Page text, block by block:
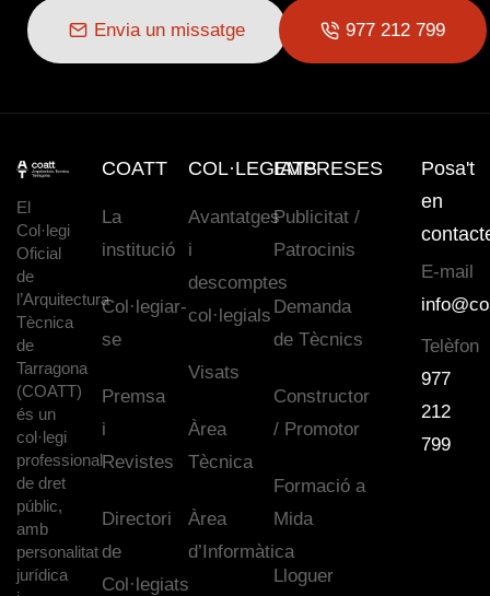
Envia un missatge 977 212 799
El
Col·legi
Oficial
de
l’Arquitectura
Tècnica
de
Tarragona
(COATT)
és un
col·legi
professional
de dret
públic,
amb
personalitat
jurídica
COATT
La
institució
Col·legiar-
se
Premsa
i
Revistes
Directori
de
Col·legiats
COL·LEGIATS
Avantatges
i
descomptes
col·legials
Visats
Àrea
Tècnica
Àrea
d’Informàtica
EMPRESES
Publicitat /
Patrocinis
Demanda
de Tècnics
Constructor
/ Promotor
Formació a
Mida
Lloguer
Posa't
en
E-mail
Telèfon
977
212
799